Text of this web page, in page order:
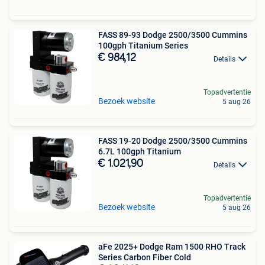
FASS 89-93 Dodge 2500/3500 Cummins
100gph Titanium Series
€ 984,12 Details
Bezoek website
Topadvertentie
5 aug 26
FASS 19-20 Dodge 2500/3500 Cummins
6.7L 100gph Titanium
€ 1.021,90 Details
Bezoek website
Topadvertentie
5 aug 26
aFe 2025+ Dodge Ram 1500 RHO Track
Series Carbon Fiber Cold